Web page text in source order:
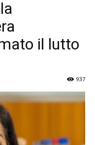
il lutto
937